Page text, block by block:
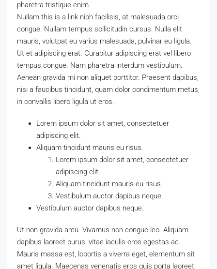
pharetra tristique enim.
Nullam this is a link nibh facilisis, at malesuada orci
congue. Nullam tempus sollicitudin cursus. Nulla elit
mauris, volutpat eu varius malesuada, pulvinar eu ligula.
Ut et adipiscing erat. Curabitur adipiscing erat vel libero
tempus congue. Nam pharetra interdum vestibulum.
Aenean gravida mi non aliquet porttitor. Praesent dapibus,
nisi a faucibus tincidunt, quam dolor condimentum metus,
in convallis libero ligula ut eros.
Lorem ipsum dolor sit amet, consectetuer
adipiscing elit.
Aliquam tincidunt mauris eu risus.
Lorem ipsum dolor sit amet, consectetuer
adipiscing elit.
Aliquam tincidunt mauris eu risus.
Vestibulum auctor dapibus neque.
Vestibulum auctor dapibus neque.
Ut non gravida arcu. Vivamus non congue leo. Aliquam
dapibus laoreet purus, vitae iaculis eros egestas ac.
Mauris massa est, lobortis a viverra eget, elementum sit
amet ligula. Maecenas venenatis eros quis porta laoreet.